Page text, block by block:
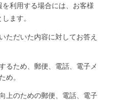
利用する場合には、お客様
ます。
ただいた内容に対してお答え
るため、郵便、電話、電子メ
め。
上のための郵便、電話、電子